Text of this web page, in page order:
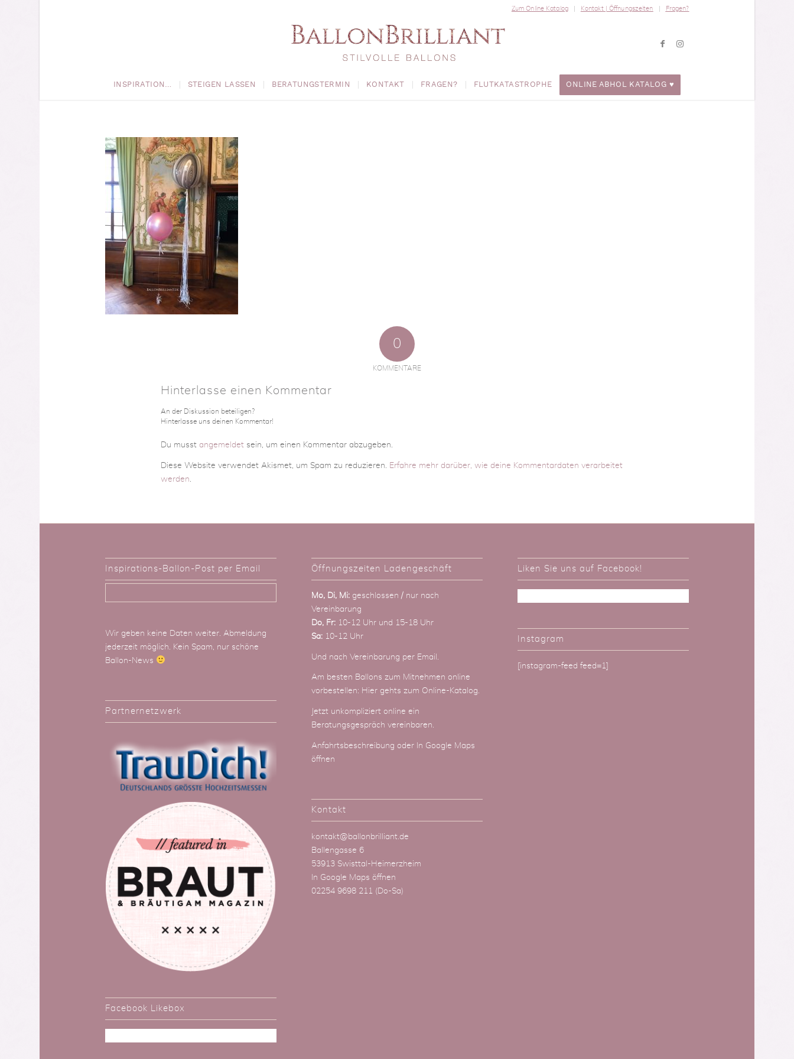
Zum Online Katalog Kontakt | Öffnungszeiten Fragen?
INSPIRATION… STEIGEN LASSEN BERATUNGSTERMIN KONTAKT FRAGEN? FLUTKATASTROPHE ONLINE ABHOL KATALOG ♥
0
KOMMENTARE
Hinterlasse einen Kommentar
An der Diskussion beteiligen?
Hinterlasse uns deinen Kommentar!
Du musst angemeldet sein, um einen Kommentar abzugeben.
Diese Website verwendet Akismet, um Spam zu reduzieren.
Erfahre mehr darüber, wie deine Kommentardaten verarbeitet
werden
Inspirations-Ballon-Post per Email
Wir geben keine Daten weiter. Abmeldung
jederzeit möglich. Kein Spam, nur schöne
Ballon-News
Partnernetzwerk
Facebook Likebox
Öffnungszeiten Ladengeschäft
Mo, Di, Mi:geschlossen / nur nach
Vereinbarung
Do, Fr:10-12 Uhr und 15-18 Uhr
Sa:10-12 Uhr
Und nach Vereinbarung per Email
Am besten Ballons zum Mitnehmen online
vorbestellen: Hier gehts zum Online-Katalog.
Jetzt unkompliziert online ein
Beratungsgespräch vereinbaren.
Anfahrtsbeschreibung oder In Google Maps
öffnen
Kontakt
kontakt@ballonbrilliant.de
Ballengasse 6
53913 Swisttal-Heimerzheim
In Google Maps öffnen
02254 9698 211 (Do-Sa)
Liken Sie uns auf Facebook!
Instagram
[instagram-feed feed=1]